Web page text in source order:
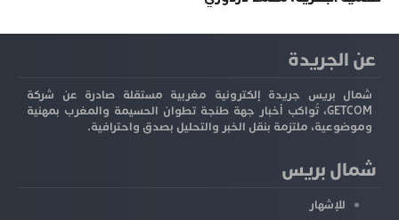
عن الجريدة
شمال بريس جريدة إلكترونية مغربية مستقلة صادرة عن شركة
GETCOM، تُواكب أخبار جهة طنجة تطوان الحسيمة والمغرب بمهنية
وموضوعية، ملتزمة بنقل الخبر والتحليل بصدق واحترافية.
شمال بريس
للإشهار